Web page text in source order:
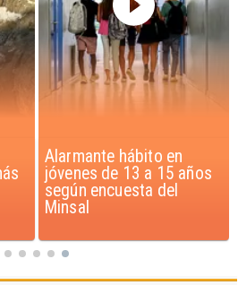
Alarmante hábito en
jóvenes de 13 a 15 años
según encuesta del
Minsal